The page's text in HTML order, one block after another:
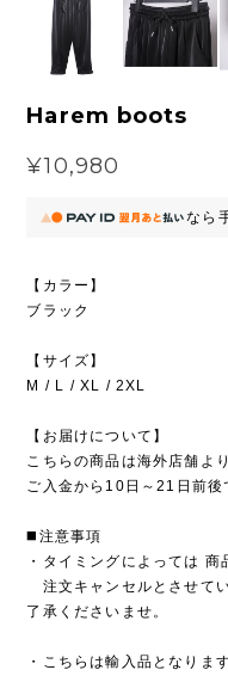
Harem boots
¥10,980
なら
【カラー】
ブラック
【サイズ】
M / L / XL / 2XL
【お届けについて】
こちらの商品は海外店舗よ
ご入金から10日～21日前後
◼️注意事項
・タイミングによっては 商
注文キャンセルとさせて
了承くださいませ。
・こちらは輸入品となりま